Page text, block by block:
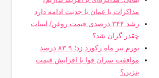
مذاکرات با عمان با جدیت ادامه دارد
رشد ۳۴۴ درصدی قیمت روغن/ لبنیات
چقدر گران شد؟
تورم تیر ماه رکورد زد؛ ۸۳.۹ درصد
موافقت سران قوا با افزایش قیمت
بنزین؟